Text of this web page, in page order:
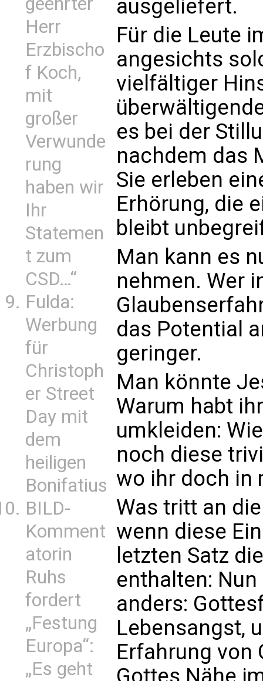
Herr
Erzbischo
f Koch,
mit
großer
Verwunde
rung
haben wir
Ihr
Statemen
t zum
CSD…“
Fulda:
Werbung
für
Christoph
er Street
Day mit
dem
heiligen
Bonifatius
BILD-
Komment
atorin
Ruhs
fordert
„Festung
Europa“:
„Es geht
ausgeliefert.
Für die Leute
angesichts
vielfältiger
es bei der
nachdem das
Sie erleben
Erhörung, die
bleibt
Man kann es
nehmen. Wer
das Potential
geringer.
Man könnte
Warum habt
umkleiden:
noch diese
wo ihr doch in
Was tritt an
wenn diese
letzten Satz
enthalten:
anders:
Lebensangst,
Erfahrung von
Gottes Nähe